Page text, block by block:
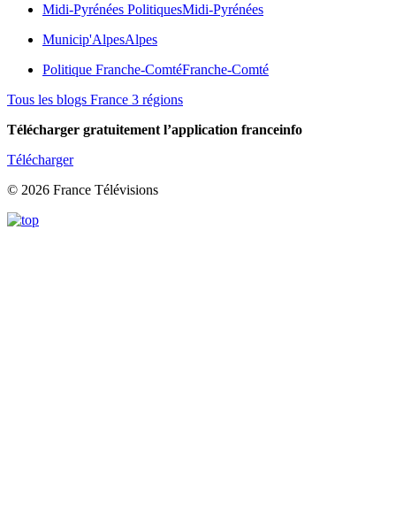
Midi-Pyrénées PolitiquesMidi-Pyrénées
Municip'AlpesAlpes
Politique Franche-ComtéFranche-Comté
Tous les blogs France 3 régions
Télécharger gratuitement l’application franceinfo
Télécharger
© 2026 France Télévisions